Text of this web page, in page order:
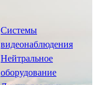
Системы
видеонаблюдения
Нейтральное
оборудование